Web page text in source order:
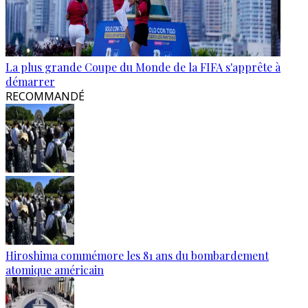
La plus grande Coupe du Monde de la FIFA s'apprête à
démarrer
RECOMMANDÉ
Hiroshima commémore les 81 ans du bombardement
atomique américain